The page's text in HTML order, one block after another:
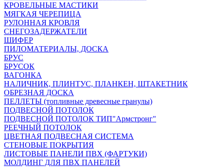
КРОВЕЛЬНЫЕ МАСТИКИ
МЯГКАЯ ЧЕРЕПИЦА
РУЛОННАЯ КРОВЛЯ
СНЕГОЗАДЕРЖАТЕЛИ
ШИФЕР
ПИЛОМАТЕРИАЛЫ, ДОСКА
БРУС
БРУСОК
ВАГОНКА
НАЛИЧНИК, ПЛИНТУС, ПЛАНКЕН, ШТАКЕТНИК
ОБРЕЗНАЯ ДОСКА
ПЕЛЛЕТЫ (топливные древесные гранулы)
ПОДВЕСНОЙ ПОТОЛОК
ПОДВЕСНОЙ ПОТОЛОК ТИП"Армстронг"
РЕЕЧНЫЙ ПОТОЛОК
ЦВЕТНАЯ ПОДВЕСНАЯ СИСТЕМА
СТЕНОВЫЕ ПОКРЫТИЯ
ЛИСТОВЫЕ ПАНЕЛИ ПВХ (ФАРТУКИ)
МОЛДИНГ ДЛЯ ПВХ ПАНЕЛЕЙ